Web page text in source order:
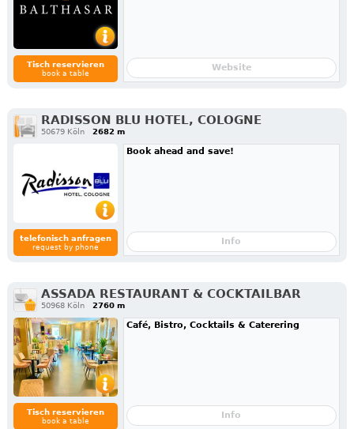
Tisch reservieren
book a table
Website
RADISSON BLU HOTEL, COLOGNE
50679 Köln 2682 m
telefonisch anfragen
request by phone
Book ahead and save!
Info
ASSADA RESTAURANT & COCKTAILBAR
50968 Köln 2760 m
Tisch reservieren
book a table
Café, Bistro, Cocktails & Caterering
Info